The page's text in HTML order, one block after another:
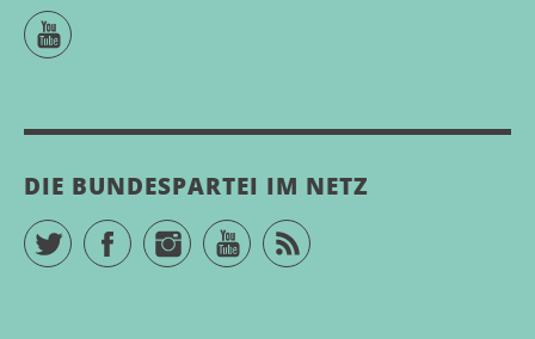
YouTube
DIE BUNDESPARTEI IM NETZ
TwitterFacebookInstagramYouTubeRSS Feed